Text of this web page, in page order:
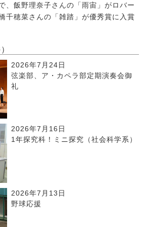
、飯野理奈子さんの「雨宙」がロバー
千穂菜さんの「雑踏」が優秀賞に入賞
2026年7月24日
弦楽部、ア・カペラ部定期演奏会御
礼
2026年7月16日
1年探究科！ミニ探究（社会科学系）
2026年7月13日
野球応援